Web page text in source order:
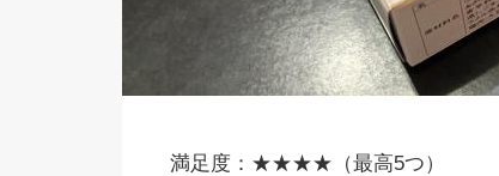
満足度：★★★★（最高5つ）